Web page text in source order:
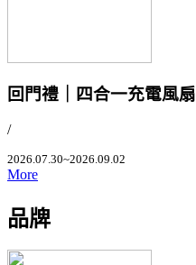
回門禮｜四合一充電風扇
/
2026.07.30~2026.09.02
More
品牌